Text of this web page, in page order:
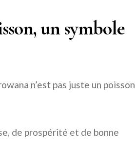
un symbole
n’est pas juste un poisson
de prospérité et de bonne